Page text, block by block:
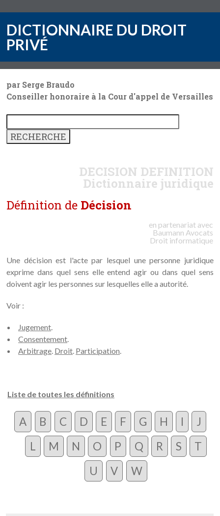
DICTIONNAIRE DU DROIT
PRIVÉ
par Serge Braudo
Conseiller honoraire à la Cour d'appel de Versailles
DECISION DEFINITION
Dictionnaire juridique
Définition de Décision
en partenariat avec
Baumann Avocats
Droit informatique
Une décision est l'acte par lesquel une personne juridique
exprime dans quel sens elle entend agir ou dans quel sens
doivent agir les personnes sur lesquelles elle a autorité.
Voir :
Jugement.
Consentement.
Arbitrage. Droit. Participation.
Liste de toutes les définitions
A B C D E F G H I
J
L
M N O P Q R S
T
U
V W